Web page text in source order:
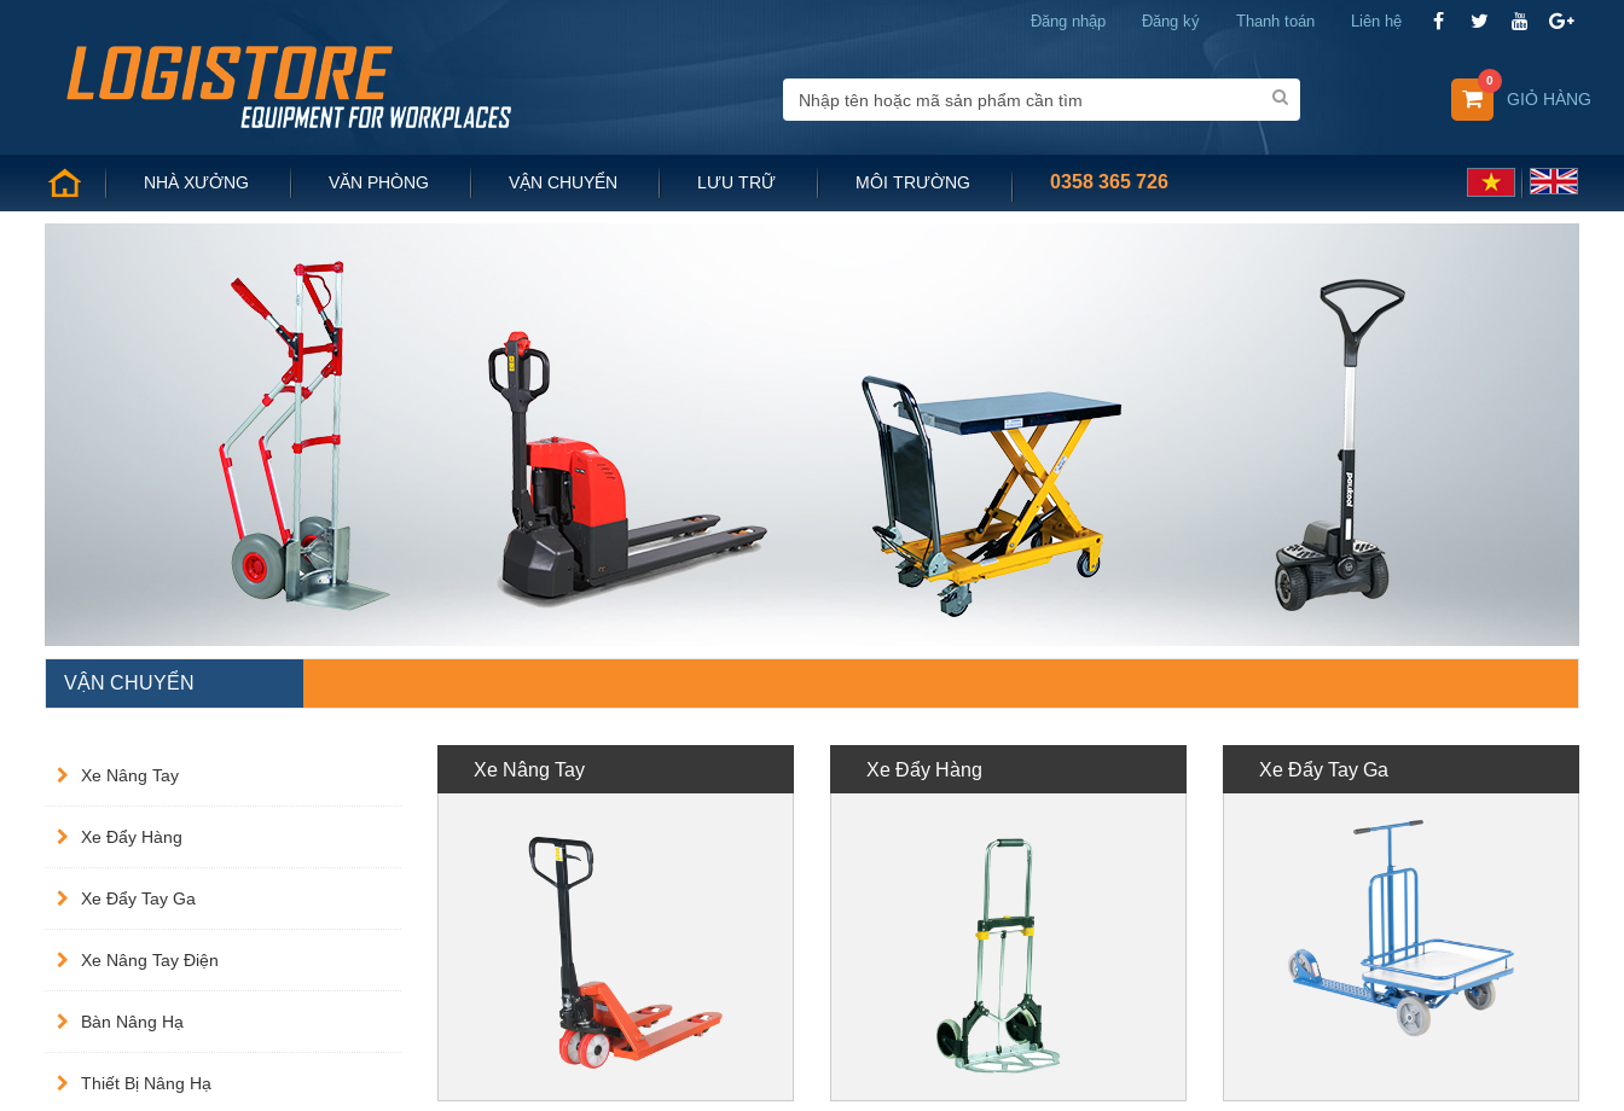
Liên hệ
Thanh toán
Đăng ký
Đăng nhập
GIỎ HÀNG
0
NHÀ XƯỞNG VĂN PHÒNG VẬN CHUYỂN LƯU TRỮ MÔI TRƯỜNG 0358 365 726
VẬN CHUYỂN
Xe Nâng Tay
Xe Đẩy Hàng
Xe Đẩy Tay Ga
Xe Nâng Tay Điện
Bàn Nâng Hạ
Thiết Bị Nâng Hạ
Xe Nâng Tay Xe Đẩy Hàng Xe Đẩy Tay Ga